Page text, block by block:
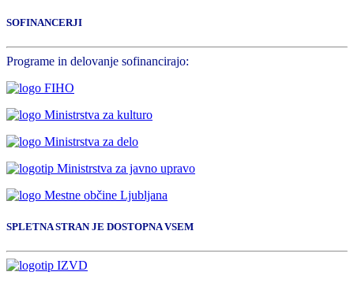
SOFINANCERJI
Programe in delovanje sofinancirajo:
SPLETNA STRAN JE DOSTOPNA VSEM